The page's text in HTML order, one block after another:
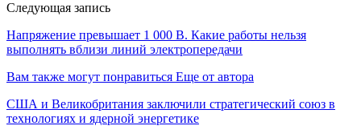
Следующая запись
Напряжение превышает 1 000 В. Какие работы нельзя
выполнять вблизи линий электропередачи
Вам также могут понравиться Еще от автора
США и Великобритания заключили стратегический союз в
технологиях и ядерной энергетике